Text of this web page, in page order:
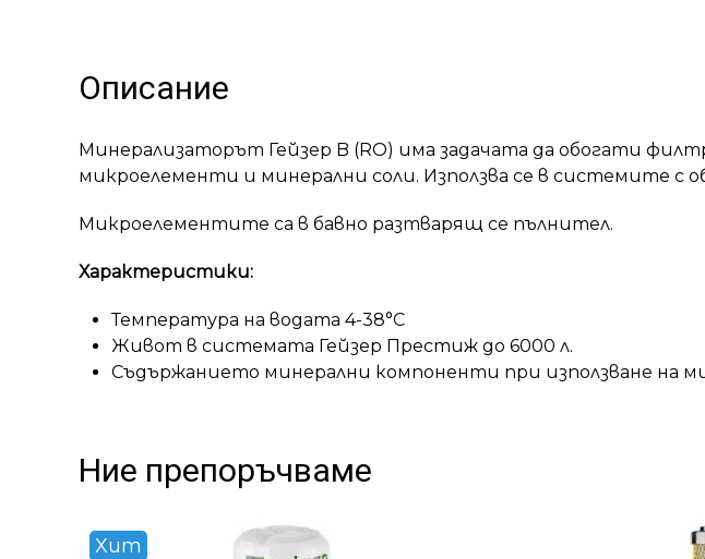
Описание
Минерализаторът Гейзер B (RO) има задачата да обогати
микроелементи и минерални соли. Използва се в системите с
Микроелементите са в бавно разтварящ се пълнител.
Характеристики:
Температура на водата 4-38°С
Живот в системата Гейзер Престиж до 6000 л.
Съдържанието минерални компоненти при използване на
Ние препоръчваме
Хит